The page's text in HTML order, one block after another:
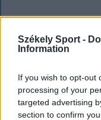
Székely Sport -
Information
If you wish to opt-out
processing of your
targeted advertising
section to confirm